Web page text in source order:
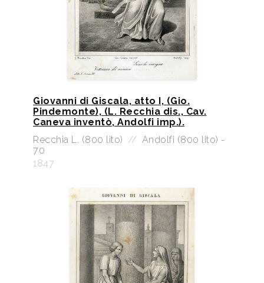
Giovanni di Giscala, atto I, (Gio.
Pindemonte), (L. Recchia dis., Cav.
Caneva inventò, Andolfi imp.).
Recchia L. (800 lito) // Andolfi (800 lito) -
70
1847